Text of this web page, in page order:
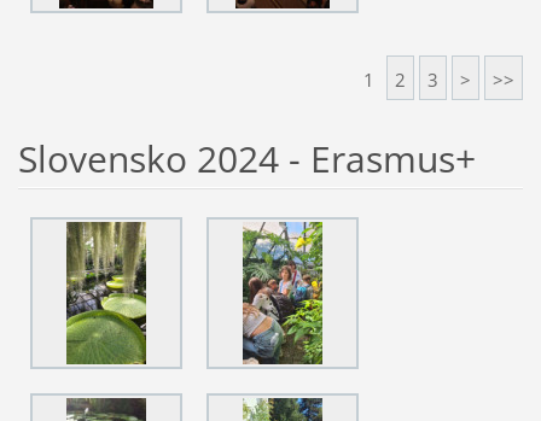
1 2 3 > >>
Slovensko 2024 - Erasmus+